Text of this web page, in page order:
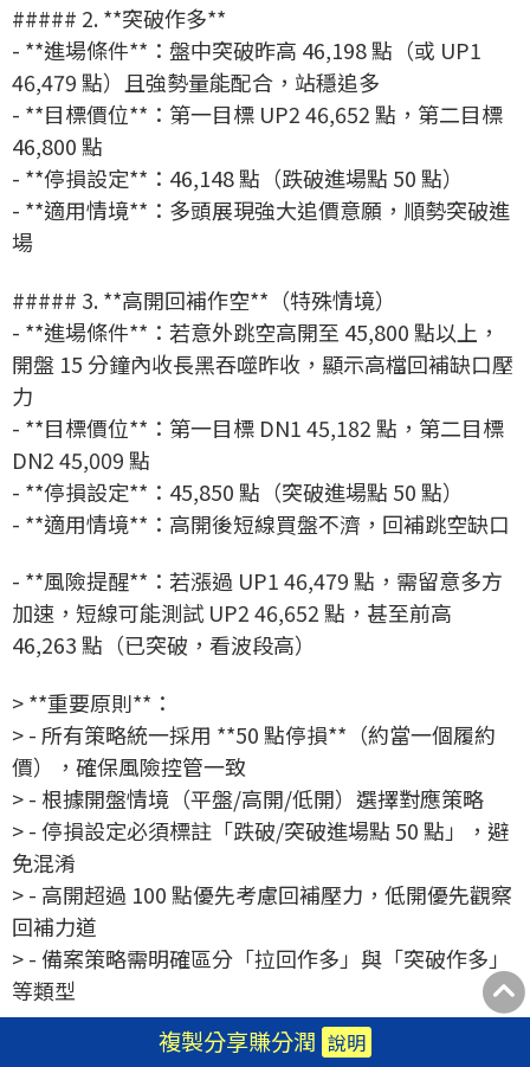
複製分享賺分潤 說明
##### 2. **突破作多**
- **進場條件**：盤中突破昨高 46,198 點（或 UP1
46,479 點）且強勢量能配合，站穩追多
- **目標價位**：第一目標 UP2 46,652 點，第二目標
46,800 點
- **停損設定**：46,148 點（跌破進場點 50 點）
- **適用情境**：多頭展現強大追價意願，順勢突破進
場
##### 3. **高開回補作空**（特殊情境）
- **進場條件**：若意外跳空高開至 45,800 點以上，
開盤 15 分鐘內收長黑吞噬昨收，顯示高檔回補缺口壓
力
- **目標價位**：第一目標 DN1 45,182 點，第二目標
DN2 45,009 點
- **停損設定**：45,850 點（突破進場點 50 點）
- **適用情境**：高開後短線買盤不濟，回補跳空缺口
- **風險提醒**：若漲過 UP1 46,479 點，需留意多方
加速，短線可能測試 UP2 46,652 點，甚至前高
46,263 點（已突破，看波段高）
> **重要原則**：
> - 所有策略統一採用 **50 點停損**（約當一個履約
價），確保風險控管一致
> - 根據開盤情境（平盤/高開/低開）選擇對應策略
> - 停損設定必須標註「跌破/突破進場點 50 點」，避
免混淆
> - 高開超過 100 點優先考慮回補壓力，低開優先觀察
回補力道
> - 備案策略需明確區分「拉回作多」與「突破作多」
等類型
#### 操作建議與風險控管